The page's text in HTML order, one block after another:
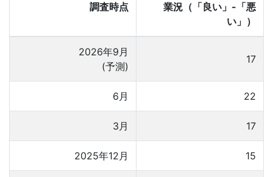
調査時点
業況（「良い」-「悪
い」）
2026年9月
(予測)
17
6月 22
3月 17
2025年12月 15